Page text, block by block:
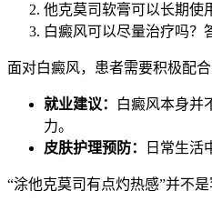
他克莫司软膏可以长期使
白癜风可以尽量治疗吗？
面对白癜风，患者需要积极配
就业建议：
白癜风本身并
力。
皮肤护理预防：
日常生活
“涂他克莫司有点灼热感”并不